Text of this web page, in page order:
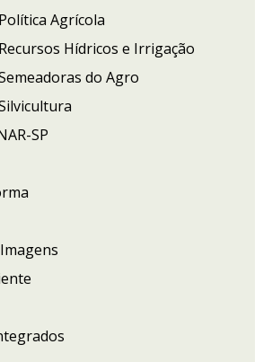
Agrícola
Hídricos e Irrigação
do Agro
SP